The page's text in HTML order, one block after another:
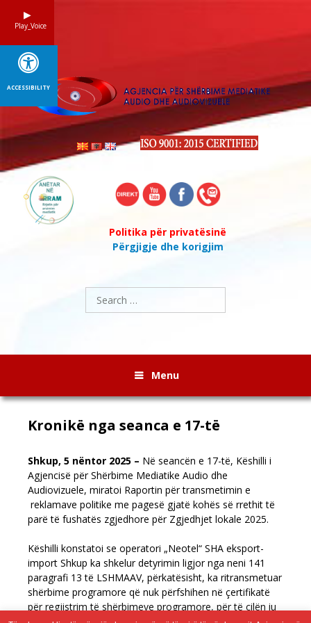
Politika për privatësinë
Përgjigje dhe korigjim
Search
for:
Menu
Kronikë nga seanca e 17-të
Shkup, 5 nëntor 2025 – Në seancën e 17-të, Këshilli i
Agjencisë për Shërbime Mediatike Audio dhe
Audiovizuele, miratoi Raportin për transmetimin e
reklamave politike me pagesë gjatë kohës së rrethit të
parë të fushatës zgjedhore për Zgjedhjet lokale 2025.
Këshilli konstatoi se operatori „Neotel“ SHA eksport-
import Shkup ka shkelur detyrimin ligjor nga neni 141
paragrafi 13 të LSHMAAV, përkatësisht, ka ritransmetuar
shërbime programore që nuk përfshihen në çertifikatë
për regjistrim të shërbimeve programore, për të cilën iu
Play_Voice
ACCESSIBILITY